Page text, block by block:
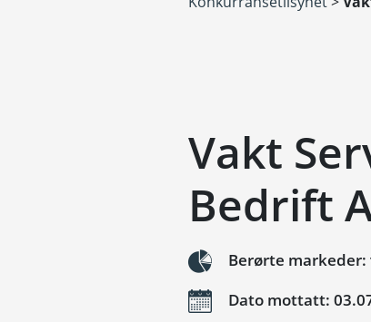
Vakt
Bedrift
Berørte
Dato mottatt: